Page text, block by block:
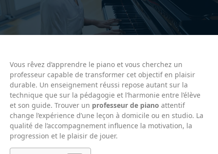
Vous rêvez d’apprendre le piano et vous cherchez un
professeur capable de transformer cet objectif en plaisir
durable. Un enseignement réussi repose autant sur la
technique que sur la pédagogie et l’harmonie entre l’élève
et son guide. Trouver un professeur de piano attentif
change l’expérience d’une leçon à domicile ou en studio. La
qualité de l’accompagnement influence la motivation, la
progression et le plaisir de jouer.